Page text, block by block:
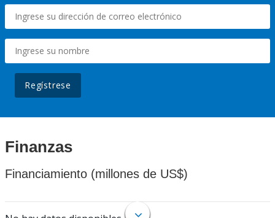
Regístrese
Finanzas
Financiamiento (millones de US$)